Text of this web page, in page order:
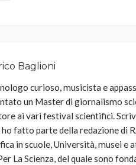
Baglioni
curioso, musicista e
un Master di giornalismo
ai vari festival scientifici.
ho fatto parte della redazione di
in scuole, Università, musei
La Scienza, del quale sono